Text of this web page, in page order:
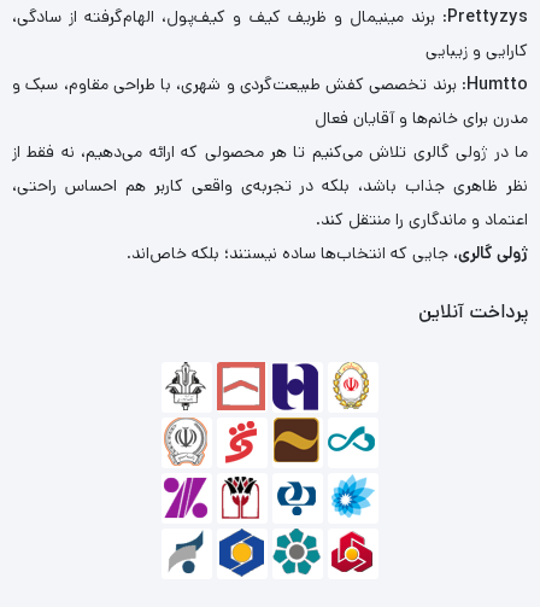
Prettyzys: برند مینیمال و ظریف کیف و کیف‌پول، الهام‌گرفته از سادگی،
کارایی و زیبایی
Humtto: برند تخصصی کفش طبیعت‌گردی و شهری، با طراحی مقاوم، سبک و
مدرن برای خانم‌ها و آقایان فعال
ما در ژولی گالری تلاش می‌کنیم تا هر محصولی که ارائه می‌دهیم، نه فقط از
نظر ظاهری جذاب باشد، بلکه در تجربه‌ی واقعی کاربر هم احساس راحتی،
اعتماد و ماندگاری را منتقل کند.
ژولی گالری، جایی که انتخاب‌ها ساده نیستند؛ بلکه خاص‌اند.
پرداخت آنلاین